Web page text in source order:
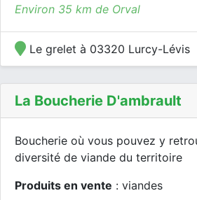
Environ 35 km de Orval
Le grelet à 03320 Lurcy-Lévis
La Boucherie D'ambrault
Boucherie où vous pouvez y
diversité de viande du territoire
Produits en vente : viandes